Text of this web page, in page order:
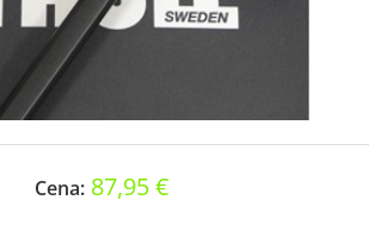
Cena: 87,95 €